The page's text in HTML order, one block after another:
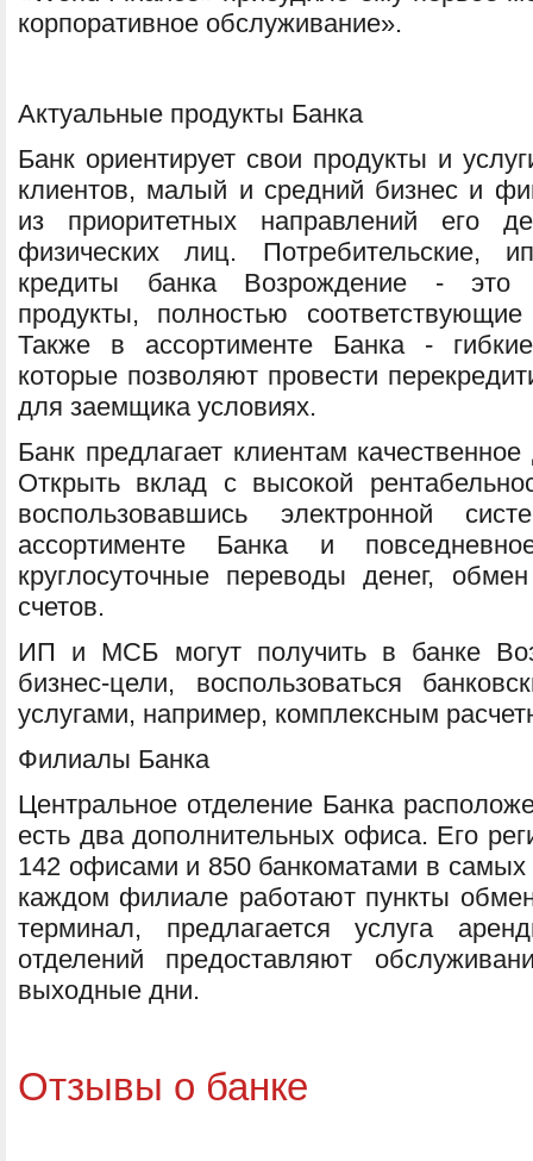
корпоративное обслуживание».
Актуальные продукты Банка
Банк ориентирует свои продукты и
клиентов, малый и средний бизнес и
из приоритетных направлений его
физических лиц. Потребительские,
кредиты банка Возрождение - это
продукты, полностью
Также в ассортименте Банка -
которые позволяют провести
для заемщика условиях.
Банк предлагает клиентам
Открыть вклад с высокой
воспользовавшись электронной
ассортименте Банка и
круглосуточные переводы денег,
счетов.
ИП и МСБ могут получить в банке
бизнес-цели, воспользоваться
услугами, например, комплексным
Филиалы Банка
Центральное отделение Банка
есть два дополнительных офиса. Его
142 офисами и 850 банкоматами в самых
каждом филиале работают пункты
терминал, предлагается услуга
отделений предоставляют
выходные дни.
Отзывы о банке